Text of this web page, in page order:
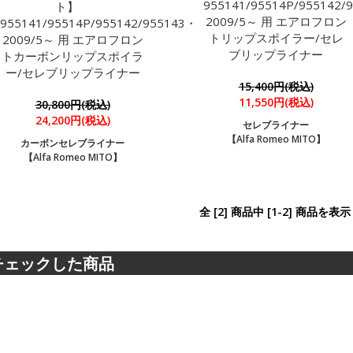
ト】
955141/95514P/955142/955143・
2009/5～ 用 エアロフロン
トカーボンリップスポイラ
ー/セレブリップライナー
30,800円(税込)
24,200円(税込)
カーボンセレブライナー
【Alfa Romeo MITO】
955141/95514P/955142/
2009/5～ 用 エアロフロン
トリップスポイラー/セレ
ブリップライナー
15,400円(税込)
11,550円(税込)
セレブライナー
【Alfa Romeo MITO】
全 [2] 商品中 [1-2] 商品を表示
ックした商品